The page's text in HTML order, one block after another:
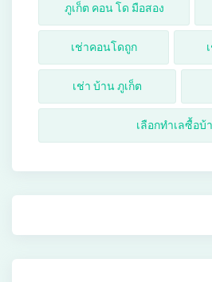
ภูเก็ต คอน โด มือสอง
เช่าคอนโดถูก
เช่า บ้าน ภูเก็ต
เลือกทำเลซื้อบ้